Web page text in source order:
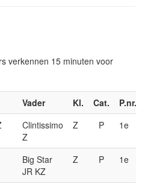
verkennen 15 minuten voor
Vader Kl. Cat.
P.nr.
Clintissimo
Z
Z P 1e
Big Star
JR KZ
Z P 1e